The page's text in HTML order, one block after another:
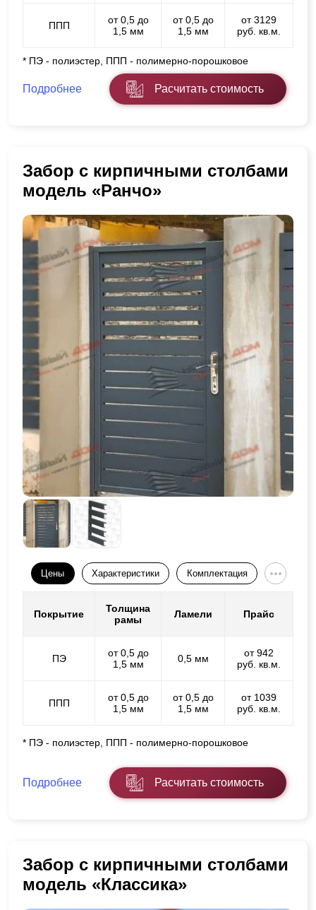
ППП
от 0,5 до
1,5 мм
от 0,5 до
1,5 мм
от 3129
руб. кв.м.
* ПЭ - полиэстер, ППП - полимерно-порошковое
Подробнее Расчитать стоимость
Забор с кирпичными столбами
модель «Ранчо»
Цены Характеристики Комплектация
Покрытие
Толщина
рамы
Ламели Прайс
ПЭ
от 0,5 до
1,5 мм
0,5 мм
от 942
руб. кв.м.
ППП
от 0,5 до
1,5 мм
от 0,5 до
1,5 мм
от 1039
руб. кв.м.
* ПЭ - полиэстер, ППП - полимерно-порошковое
Подробнее Расчитать стоимость
Забор с кирпичными столбами
модель «Классика»